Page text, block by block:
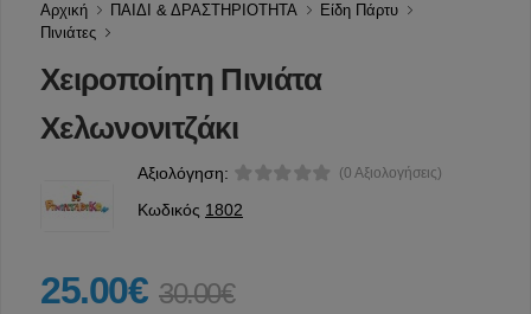
Αρχική ΠΑΙΔΙ & ΔΡΑΣΤΗΡΙΟΤΗΤΑ
Είδη Πάρτυ
Πινιάτες
Χειροποίητη Πινιάτα
Χελωνονιτζάκι
Αξιολόγηση: (0 Αξιολογήσεις)
Κωδικός 1802
25.00€ 30.00€